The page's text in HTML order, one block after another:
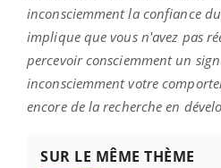
inconsciemment la confiance
implique que vous n'avez pas
percevoir consciemment un
inconsciemment votre
encore de la recherche en
SUR LE MÊME THÈME